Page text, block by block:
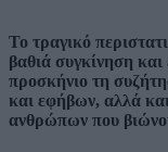
Το τραγικό
βαθιά συγκίνηση
προσκήνιο τη
και εφήβων, αλλά
ανθρώπων που